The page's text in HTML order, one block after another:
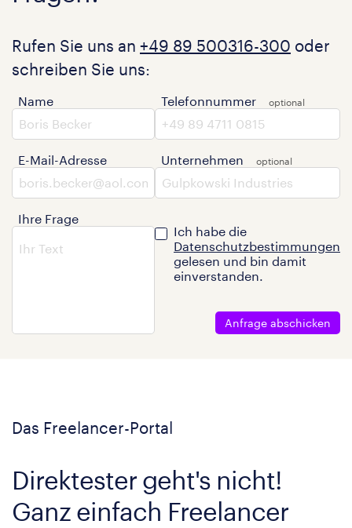
Rufen Sie uns an +49 89 500316-300 oder
schreiben Sie uns:
Name
E-Mail-Adresse
Ihre Frage
Telefonnummer
Unternehmen
Ich habe die
Datenschutzbestimmungen
gelesen und bin damit
einverstanden.
Anfrage abschicken
Das Freelancer-Portal
Direktester geht's nicht!
Ganz einfach Freelancer